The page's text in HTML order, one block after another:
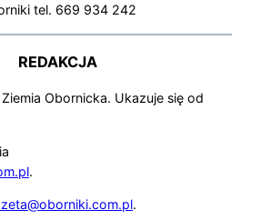
tel. 669 934 242
REDAKCJA
Obornicka. Ukazuje się od
.
.